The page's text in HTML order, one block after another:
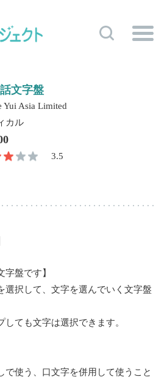
文字盤
Yui Asia Limited
カル
3.5
字盤です】
選択して、文字を選んでいく文字盤
しても文字は選択できます。
で使う、口文字を併用して使うこと